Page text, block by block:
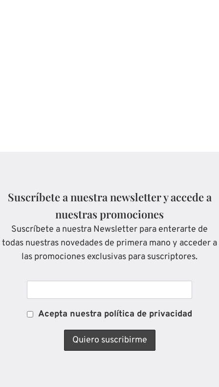
Suscríbete a nuestra newsletter y accede a
nuestras promociones
Suscríbete a nuestra Newsletter para enterarte de
todas nuestras novedades de primera mano y acceder a
las promociones exclusivas para suscriptores.
Acepta nuestra política de privacidad